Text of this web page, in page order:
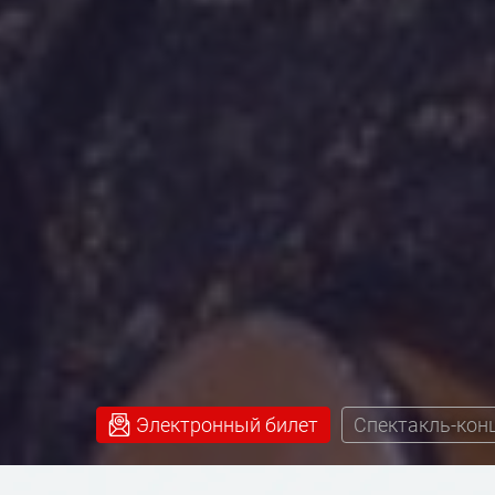
Электронный билет Спектакль-